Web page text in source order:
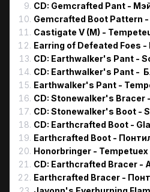
CD: Gemcrafted Pant -
Gemcrafted Boot Pattern -
Castigate V (M) -
Earring of Defeated Foes -
CD: Earthwalker's Pant -
CD: Earthwalker's Pant -
Earthwalker's Pant -
CD: Stonewalker's Bracer
CD: Stonewalker's Boot -
CD: Earthcrafted Boot -
Earthcrafted Boot -
Honorbringer - Tempetuex
CD: Earthcrafted Bracer -
Earthcrafted Bracer -